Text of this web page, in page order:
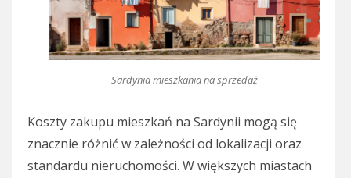
Sardynia mieszkania na sprzedaż
Koszty zakupu mieszkań na Sardynii mogą się
znacznie różnić w zależności od lokalizacji oraz
standardu nieruchomości. W większych miastach